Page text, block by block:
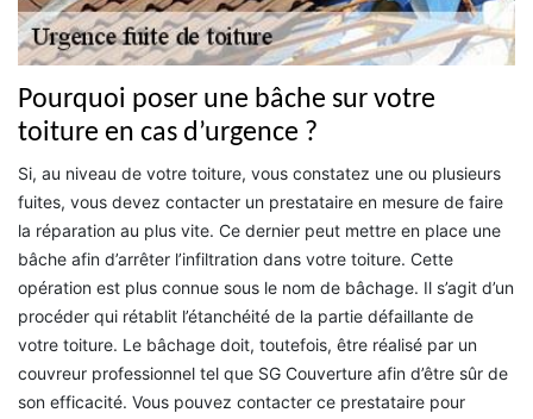
Pourquoi poser une bâche sur votre
toiture en cas d’urgence ?
Si, au niveau de votre toiture, vous constatez une ou plusieurs
fuites, vous devez contacter un prestataire en mesure de faire
la réparation au plus vite. Ce dernier peut mettre en place une
bâche afin d’arrêter l’infiltration dans votre toiture. Cette
opération est plus connue sous le nom de bâchage. Il s’agit d’un
procéder qui rétablit l’étanchéité de la partie défaillante de
votre toiture. Le bâchage doit, toutefois, être réalisé par un
couvreur professionnel tel que SG Couverture afin d’être sûr de
son efficacité. Vous pouvez contacter ce prestataire pour